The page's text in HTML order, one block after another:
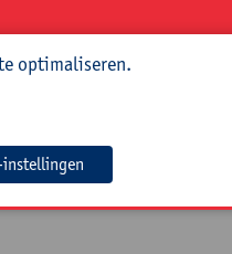
analyseren met je
optimaliseren.
instellingen